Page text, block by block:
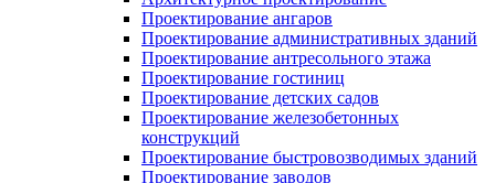
Проектирование ангаров
Проектирование административных зданий
Проектирование антресольного этажа
Проектирование гостиниц
Проектирование детских садов
Проектирование железобетонных
конструкций
Проектирование быстровозводимых зданий
Проектирование заводов